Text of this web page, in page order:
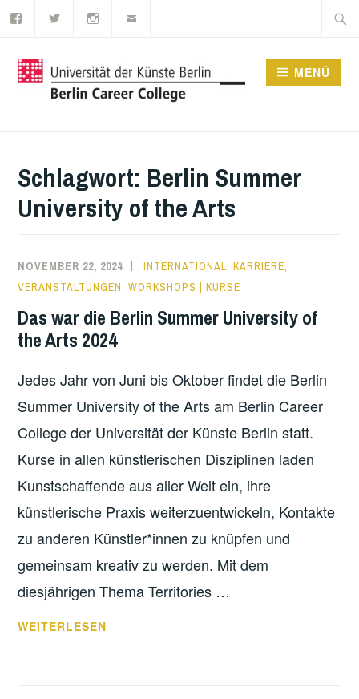
Zum
springen
Suche
COLLEGE
MENÜ
Schlagwort: Berlin Summer
University of the Arts
NOVEMBER 22, 2024 INTERNATIONAL,KARRIERE,
VERANSTALTUNGEN,WORKSHOPS | KURSE
Das war die Berlin Summer University of
the Arts 2024
Jedes Jahr von Juni bis Oktober findet die Berlin
Summer University of the Arts am Berlin Career
College der Universität der Künste Berlin statt.
Kurse in allen künstlerischen Disziplinen laden
Kunstschaffende aus aller Welt ein, ihre
künstlerische Praxis weiterzuentwickeln, Kontakte
zu anderen Künstler*innen zu knüpfen und
gemeinsam kreativ zu werden. Mit dem
diesjährigen Thema Territories …
DAS
WEITERLESEN